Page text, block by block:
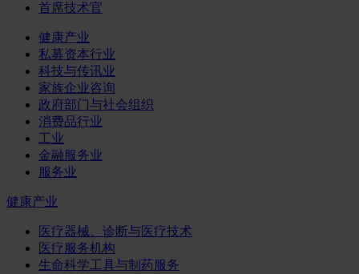
首席技术官
健康产业
私募资本行业
科技与传讯业
家族企业咨询
政府部门与社会组织
消费品行业
工业
金融服务业
服务业
健康产业
医疗器械、诊断与医疗技术
医疗服务机构
生命科学工具与制药服务